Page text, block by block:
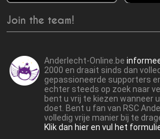
Join the team!
Anderlecht-Online.be
2000 en draait sinds dan
gepassioneerde supporters
echter steeds op zoek naar
bent u vrij te kiezen wanneer
doet. Bent u fan van RSC
volledig vrije manier bij te
Klik dan hier en vul het